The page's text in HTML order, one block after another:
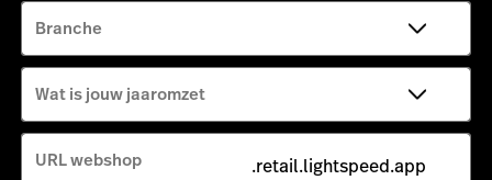
Branche
Wat is jouw jaaromzet
.retail.lightspeed.app
URL webshop